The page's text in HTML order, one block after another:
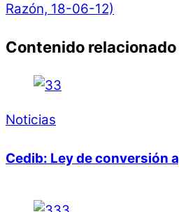
Razón, 18-06-12)
Contenido relacionado
Noticias
Cedib: Ley de conversión